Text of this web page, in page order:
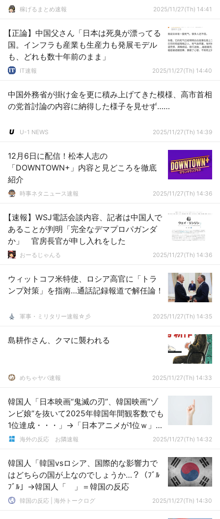
稼げるまとめ速報 2025/11/27(Th) 14:41
【正論】中国父さん「日本は死臭が漂ってる
国。インフラも産業も生産力も発展モデル
も、どれも数十年前のまま」
IT速報 2025/11/27(Th) 14:40
中国外務省が掛け金を更に積み上げてきた模様、高市首相
の党首討論の内容に納得した様子を見せず……
U-1 NEWS 2025/11/27(Th) 14:39
12月6日に配信！松本人志の
「DOWNTOWN+」内容と見どころを徹底
紹介
時事ネタニュース速報 2025/11/27(Th) 14:36
【速報】WSJ電話会談内容、記者は中国人で
あることが判明「完全なデマプロパガンダ
か」 官房長官が申し入れをした
おーるじゃんる 2025/11/27(Th) 14:36
ウィットコフ米特使、ロシア高官に「トラ
ンプ対策」を指南…通話記録報道で解任論！
軍事・ミリタリー速報☆彡 2025/11/27(Th) 14:35
島耕作さん、クマに襲われる
めちゃヤバ速報 2025/11/27(Th) 14:33
韓国人「日本映画“鬼滅の刃”、韓国映画“ゾ
ンビ娘”を抜いて2025年韓国年間観客数でも
1位達成・・・」→「日本アニメが1位ｗ」
「本当にすごく落ちたね、韓国映画界自体
海外の反応 お隣速報 2025/11/27(Th) 14:32
韓国人「韓国vsロシア、国際的な影響力で
はどちらの国が上なのでしょうか…？（ﾌﾞﾙ
ﾌﾞﾙ」→韓国人「 」＝韓国の反応
韓国の反応 | 海外トークログ 2025/11/27(Th) 14:30